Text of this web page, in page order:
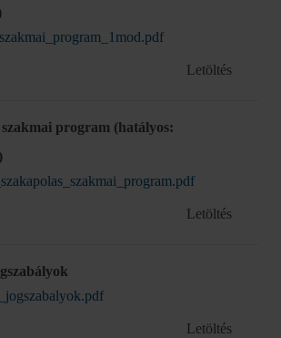
Letöltés
szakmai program (hatályos:
Letöltés
Letöltés